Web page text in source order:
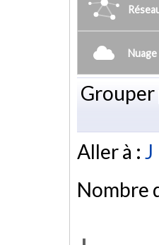
Grouper
Aller à : J
Nombre